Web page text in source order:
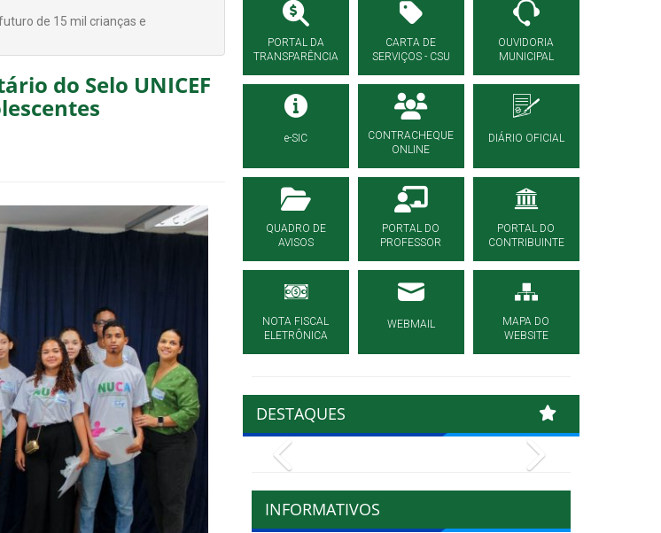
de 15 mil crianças e
do Selo UNICEF
PORTAL DA
TRANSPARÊNCIA
CARTA DE
SERVIÇOS - CSU
OUVIDORIA
MUNICIPAL
e-SIC
CONTRACHEQUE
ONLINE
DIÁRIO OFICIAL
QUADRO DE
AVISOS
PORTAL DO
PROFESSOR
PORTAL DO
CONTRIBUINTE
NOTA FISCAL
ELETRÔNICA
WEBMAIL
MAPA DO
WEBSITE
DESTAQUES
INFORMATIVOS